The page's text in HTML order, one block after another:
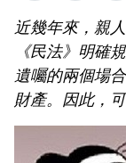
近幾年來，親
《民法》明確
遺囑的兩個場
財產。因此，